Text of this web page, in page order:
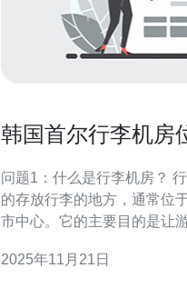
韩国首尔行李机房
问题1：什么是行李机房？
的存放行李的地方，通常位
市中心。它的主要目的是让
工作人员进行管理，并提供一定的
2025年11月21日